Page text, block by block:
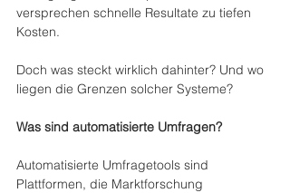
versprechen schnelle Resultate zu tiefen
Kosten.
Doch was steckt wirklich dahinter? Und wo
liegen die Grenzen solcher Systeme?
Was sind automatisierte Umfragen?
Automatisierte Umfragetools sind
Plattformen, die Marktforschung